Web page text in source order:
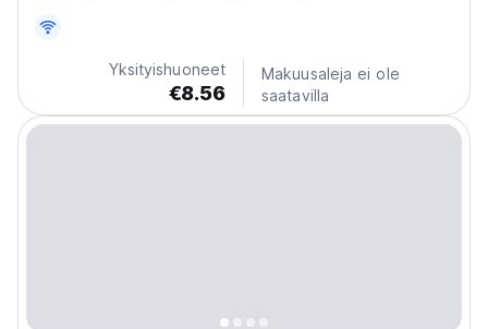
ilmainen WiFi. Se tarjoaa merenrantaulkouima-altaan ja 3
Yksityishuoneet
€8.56
Makuusaleja ei ole
saatavilla